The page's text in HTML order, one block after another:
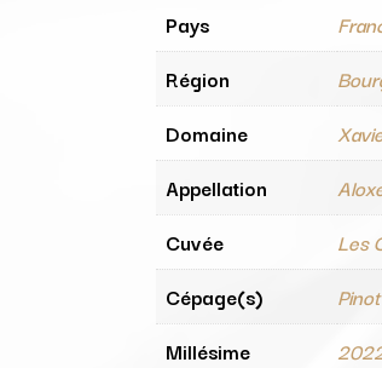
Pays
Région
Domaine
Appellation
Cuvée
Les
Cépage(s)
Millésime